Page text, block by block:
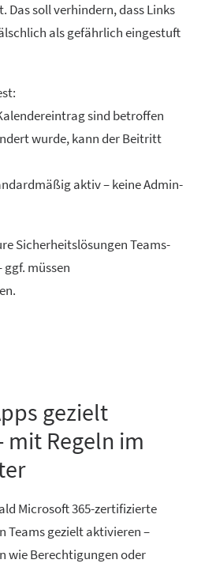
Das soll verhindern, dass Links
als gefährlich eingestuft
sind betroffen
wurde, kann der Beitritt
aktiv – keine Admin-
Sicherheitslösungen Teams-
ggf. müssen
gezielt
mit Regeln im
Microsoft 365-zertifizierte
Teams gezielt aktivieren –
wie Berechtigungen oder